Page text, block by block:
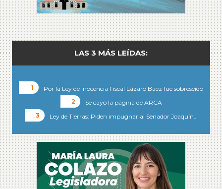
LAS 3 MÁS LEÍDAS:
Por la Ley de Inocencia Fiscal Lázaro Báez fue sobreseído
Se cayó la página de ARCA
Ley de Tierras: Piden impugnar al Senador Joaquín…